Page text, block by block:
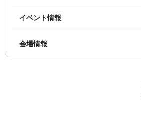
イベント情報
会場情報